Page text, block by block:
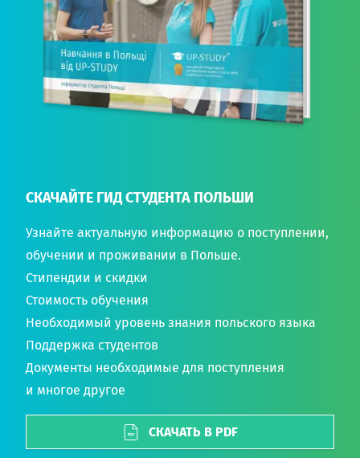
СКАЧАЙТЕ ГИД СТУДЕНТА ПОЛЬШИ
Узнайте актуальную информацию о поступлении,
обучении и проживании в Польше.
Стипендии и скидки
Стоимость обучения
Необходимый уровень знания польского языка
Поддержка студентов
Документы необходимые для поступления
и многое другое
СКАЧАТЬ В PDF